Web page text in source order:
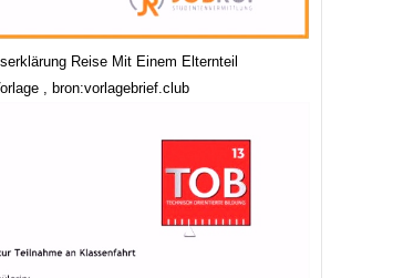
Reise Mit Einem Elternteil
, bron:vorlagebrief.club